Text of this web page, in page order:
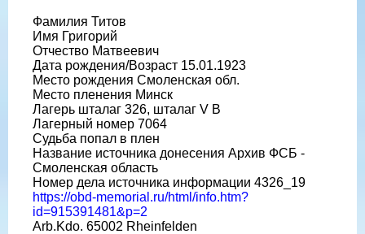
Фамилия Титов
Имя Григорий
Отчество Матвеевич
Дата рождения/Возраст 15.01.1923
Место рождения Смоленская обл.
Место пленения Минск
Лагерь шталаг 326, шталаг V B
Лагерный номер 7064
Судьба попал в плен
Название источника донесения Архив ФСБ -
Смоленская область
Номер дела источника информации 4326_19
https://obd-memorial.ru/html/info.htm?
id=915391481&p=2
Arb.Kdo. 65002 Rheinfelden